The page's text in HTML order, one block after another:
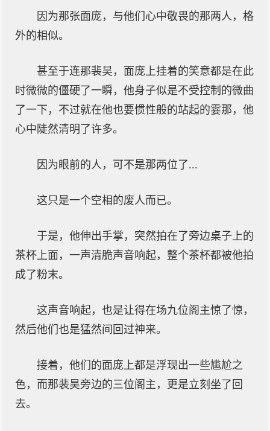
因为那张面庞，与他们心中敬畏的那两人，格
外的相似。
甚至于连那裴昊，面庞上挂着的笑意都是在此
时微微的僵硬了一瞬，他身子似是不受控制的微曲
了一下，不过就在他也要惯性般的站起的霎那，他
心中陡然清明了许多。
因为眼前的人，可不是那两位了...
这只是一个空相的废人而已。
于是，他伸出手掌，突然拍在了旁边桌子上的
茶杯上面，一声清脆声音响起，整个茶杯都被他拍
成了粉末。
这声音响起，也是让得在场九位阁主惊了惊，
然后他们也是猛然间回过神来。
接着，他们的面庞上都是浮现出一些尴尬之
色，而那裴昊旁边的三位阁主，更是立刻坐了回
去。